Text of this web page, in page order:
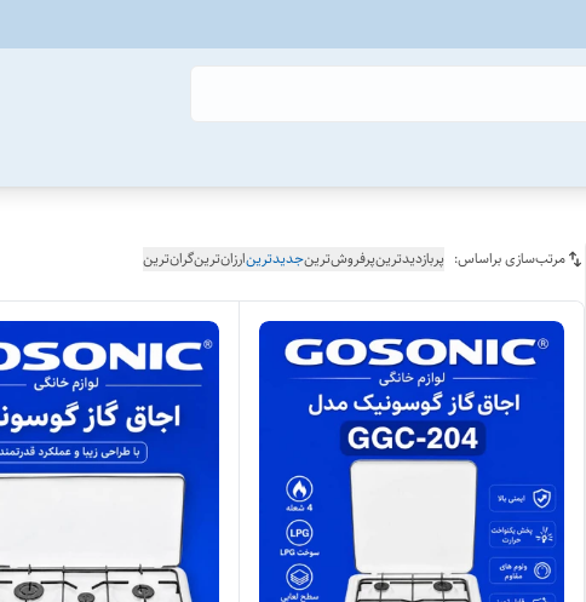
مرتب‌سازی براساس: پربازدیدترینپرفروش‌ترینجدیدترینارزان‌ترینگران‌ترین